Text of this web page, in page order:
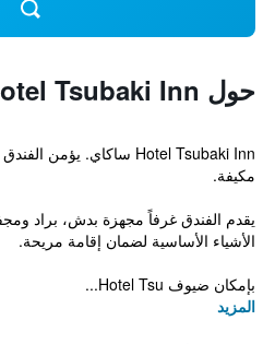
حول Hotel Tsubaki Inn
مكيفة.
يقدم الفندق غرفاً مجهزة بدش، براد
الأشياء الأساسية لضمان إقامة مريحة.
بإمكان ضيوف Hotel Tsu...
المزيد